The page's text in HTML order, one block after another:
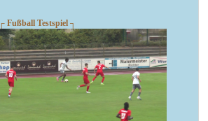
┌ Fußball Testspiel ┐